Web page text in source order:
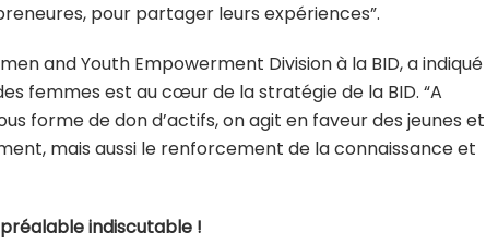
pour partager leurs expériences”.
and Youth Empowerment Division à la BID, a indiqué
femmes est au cœur de la stratégie de la BID. “A
forme de don d’actifs, on agit en faveur des jeunes et
mais aussi le renforcement de la connaissance et
indiscutable !